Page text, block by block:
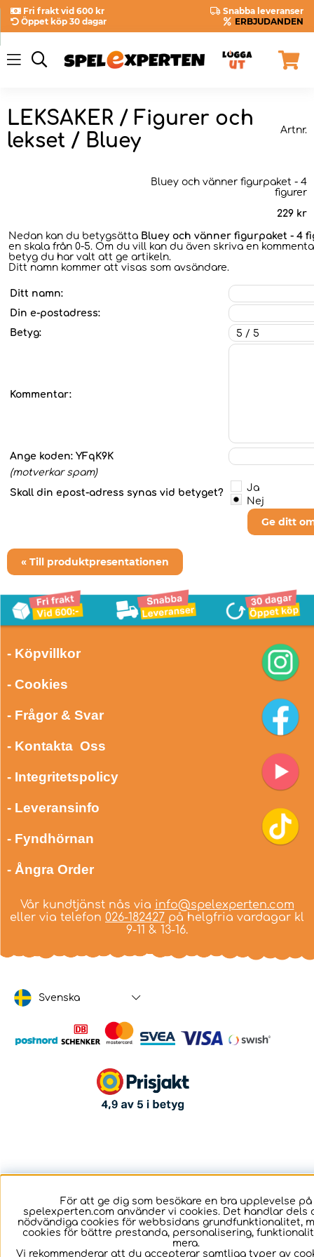
Fri frakt vid 600 kr
Snabba leveranser
Öppet köp 30 dagar
ERBJUDANDEN
LEKSAKER / Figurer och
lekset / Bluey
Artnr.
Bluey och vänner figurpaket - 4
figurer
229 kr
Nedan kan du betygsätta Bluey och vänner figurpaket - 4
en skala från 0-5. Om du vill kan du även skriva en
betyg du har valt att ge artikeln.
Ditt namn kommer att visas som avsändare.
Ditt namn:
Din e-postadress:
Betyg:
Kommentar:
Ange koden: YFqK9K
(motverkar spam)
Skall din epost-adress synas vid betyget?
Ja
Nej
Ge ditt
« Till produktpresentationen
- Köpvillkor
- Cookies
- Frågor & Svar
- Kontakta Oss
- Integritetspolicy
- Leveransinfo
- Fyndhörnan
- Ångra Order
Vår kundtjänst nås via info@spelexperten.com
eller via telefon 026-182427 på helgfria vardagar kl
9-11 & 13-16.
Svenska
För att ge dig som besökare en bra upplevelse på
spelexperten.com använder vi cookies. Det handlar dels
nödvändiga cookies för webbsidans grundfunktionalitet,
cookies för bättre prestanda, personalisering,
mera.
Vi rekommenderar att du accepterar samtliga typer av